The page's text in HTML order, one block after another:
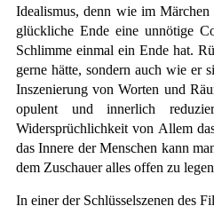
Idealismus, denn wie im
glückliche Ende eine unnötige
Schlimme einmal ein Ende hat.
gerne hätte, sondern auch wie er
Inszenierung von Worten und
opulent und innerlich
Widersprüchlichkeit von Allem
das Innere der Menschen kann
dem Zuschauer alles offen zu
In einer der Schlüsselszenen des